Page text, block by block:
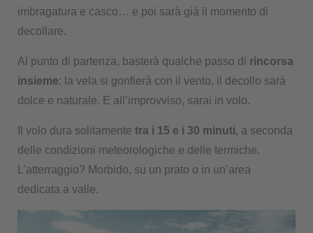
imbragatura e casco… e poi sarà già il momento di
decollare.
Al punto di partenza, basterà qualche passo di rincorsa
insieme: la vela si gonfierà con il vento, il decollo sarà
dolce e naturale. E all’improvviso, sarai in volo.
Il volo dura solitamente tra i 15 e i 30 minuti, a seconda
delle condizioni meteorologiche e delle termiche.
L’atterraggio? Morbido, su un prato o in un’area
dedicata a valle.